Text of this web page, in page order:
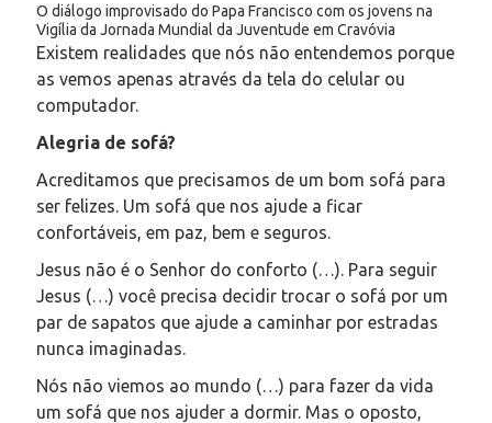
O diálogo improvisado do Papa Francisco com os jovens na
Vigília da Jornada Mundial da Juventude em Cravóvia
Existem realidades que nós não entendemos porque
as vemos apenas através da tela do celular ou
computador.
Alegria de sofá?
Acreditamos que precisamos de um bom sofá para
ser felizes. Um sofá que nos ajude a ficar
confortáveis, em paz, bem e seguros.
Jesus não é o Senhor do conforto (…). Para seguir
Jesus (…) você precisa decidir trocar o sofá por um
par de sapatos que ajude a caminhar por estradas
nunca imaginadas.
Nós não viemos ao mundo (…) para fazer da vida
um sofá que nos ajuder a dormir. Mas o oposto,